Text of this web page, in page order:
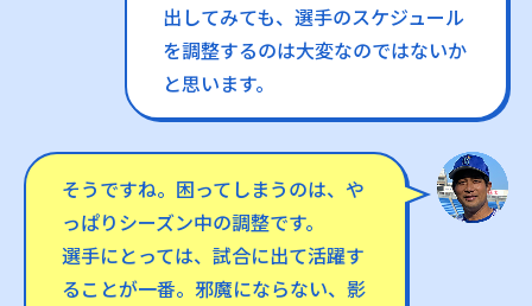
出してみても、選手のスケジュール
を調整するのは大変なのではないか
と思います。
そうですね。困ってしまうのは、や
っぱりシーズン中の調整です。
選手にとっては、試合に出て活躍す
ることが一番。邪魔にならない、影